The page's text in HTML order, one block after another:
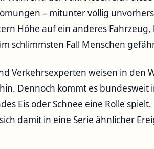
– mitunter völlig
Höhe auf ein anderes Fahrzeug,
schlimmsten Fall Menschen
Verkehrsexperten weisen in den
Dennoch kommt es
Eis oder Schnee eine Rolle
damit in eine Serie ähnlicher